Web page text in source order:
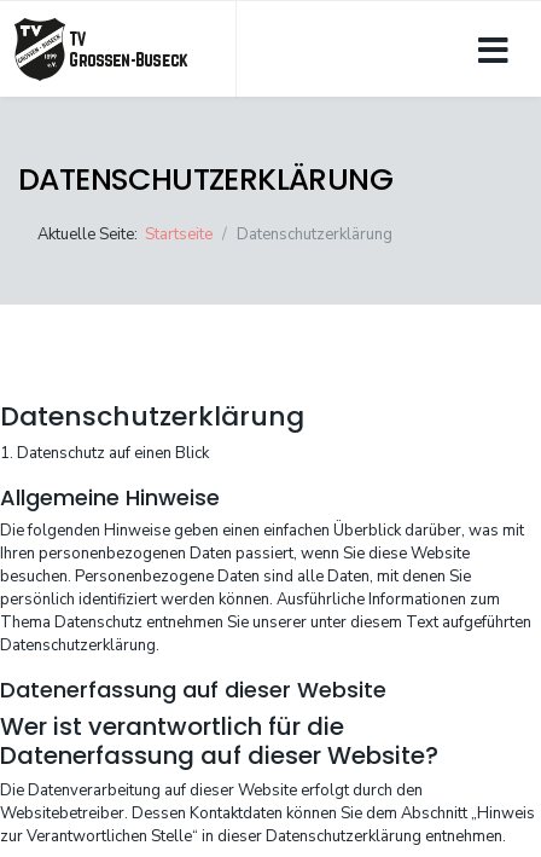
DATENSCHUTZERKLÄRUNG
Aktuelle Seite: Startseite Datenschutzerklärung
Datenschutz­erklärung
1. Datenschutz auf einen Blick
Allgemeine Hinweise
Die folgenden Hinweise geben einen einfachen Überblick darüber, was mit
Ihren personenbezogenen Daten passiert, wenn Sie diese Website
besuchen. Personenbezogene Daten sind alle Daten, mit denen Sie
persönlich identifiziert werden können. Ausführliche Informationen zum
Thema Datenschutz entnehmen Sie unserer unter diesem Text aufgeführten
Datenschutzerklärung.
Datenerfassung auf dieser Website
Wer ist verantwortlich für die
Datenerfassung auf dieser Website?
Die Datenverarbeitung auf dieser Website erfolgt durch den
Websitebetreiber. Dessen Kontaktdaten können Sie dem Abschnitt „Hinweis
zur Verantwortlichen Stelle“ in dieser Datenschutzerklärung entnehmen.